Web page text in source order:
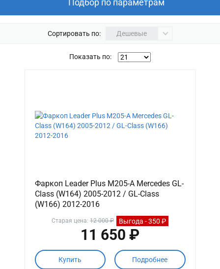
Подбор по параметрам
Сортировать по: Дешевые
Показать по:
Фаркоп Leader Plus M205-A Mercedes GL-
Class (W164) 2005-2012 / GL-Class
(W166) 2012-2016
Старая цена: 12 000 ₽ Выгода - 350 ₽
11 650 ₽
Купить Подробнее